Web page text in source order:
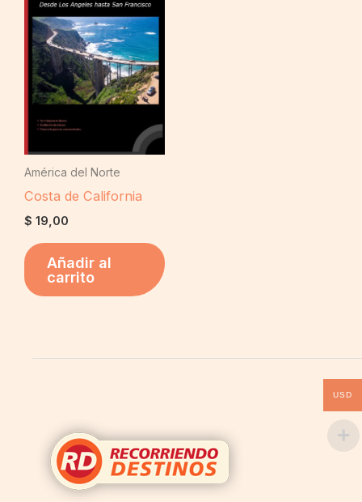
América del Norte
Costa de California
$ 19,00
Añadir al
carrito
USD